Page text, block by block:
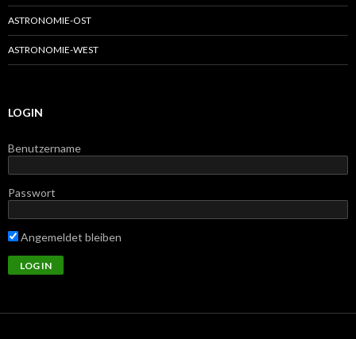
ASTRONOMIE-OST
ASTRONOMIE-WEST
LOGIN
Benutzername
Passwort
Angemeldet bleiben